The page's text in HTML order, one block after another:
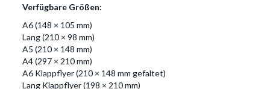
Verfügbare Größen:
A6 (148 × 105 mm)
Lang (210 × 98 mm)
A5 (210 × 148 mm)
A4 (297 × 210 mm)
A6 Klappflyer (210 × 148 mm gefaltet)
Lang Klappflyer (198 × 210 mm)